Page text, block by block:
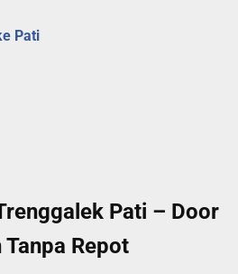
Pati
Pati – Door
Repot